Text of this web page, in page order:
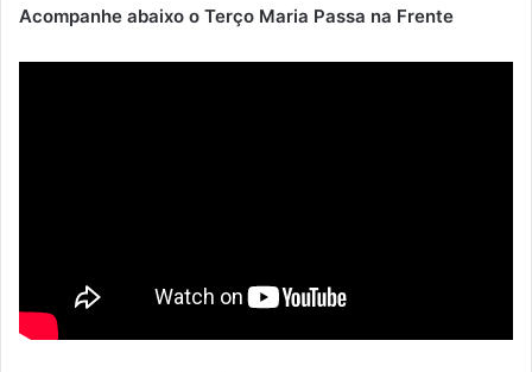
mail
Acompanhe abaixo o Terço Maria Passa na Frente